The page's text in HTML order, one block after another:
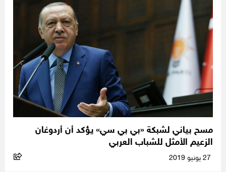
مسح بياني لشبكة «بي بي سي» يؤكد أن أردوغان
الزعيم الأمثل للشباب العربي